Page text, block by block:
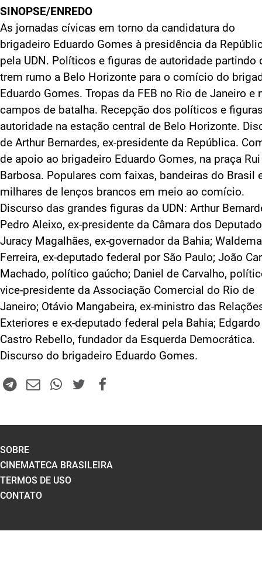
SINOPSE/ENREDO
As jornadas cívicas em torno da candidatura do
brigadeiro Eduardo Gomes à presidência da
pela UDN. Políticos e figuras de autoridade partindo
trem rumo a Belo Horizonte para o comício do
Eduardo Gomes. Tropas da FEB no Rio de Janeiro e
campos de batalha. Recepção dos políticos e
autoridade na estação central de Belo Horizonte.
de Arthur Bernardes, ex-presidente da República.
de apoio ao brigadeiro Eduardo Gomes, na praça Rui
Barbosa. Populares com faixas, bandeiras do Brasil
milhares de lenços brancos em meio ao comício.
Discurso das grandes figuras da UDN: Arthur
Pedro Aleixo, ex-presidente da Câmara dos
Juracy Magalhães, ex-governador da Bahia;
Ferreira, ex-deputado federal por São Paulo; João
Machado, político gaúcho; Daniel de Carvalho,
vice-presidente da Associação Comercial do Rio de
Janeiro; Otávio Mangabeira, ex-ministro das
Exteriores e ex-deputado federal pela Bahia; Edgardo
Castro Rebello, fundador da Esquerda Democrática.
Discurso do brigadeiro Eduardo Gomes.
SOBRE
CINEMATECA BRASILEIRA
TERMOS DE USO
CONTATO